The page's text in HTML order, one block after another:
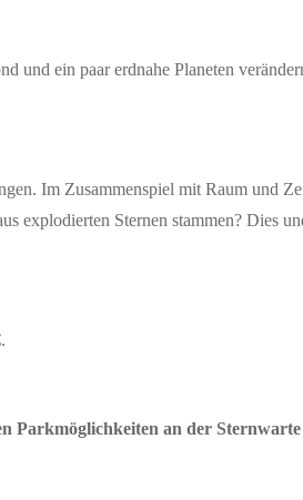
ein paar erdnahe Planeten
Im Zusammenspiel mit Raum und
explodierten Sternen stammen? Dies
an der Sternwarte